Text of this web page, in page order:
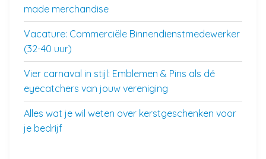
made merchandise
Vacature: Commerciële Binnendienstmedewerker
(32-40 uur)
Vier carnaval in stijl: Emblemen & Pins als dé
eyecatchers van jouw vereniging
Alles wat je wil weten over kerstgeschenken voor
je bedrijf